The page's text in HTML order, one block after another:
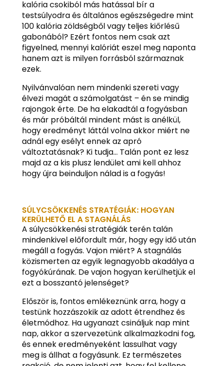
kalória csokiból más hatással bír a
testsúlyodra és általános egészségedre mint
100 kalória zöldségből vagy teljes kiőrlésű
gabonából? Ezért fontos nem csak azt
figyelned, mennyi kalóriát eszel meg naponta
hanem azt is milyen forrásból származnak
ezek.
Nyilvánvalóan nem mindenki szereti vagy
élvezi magát a számolgatást – én se mindig
rajongok érte. De ha elakadtál a fogyásban
és már próbáltál mindent mást is anélkül,
hogy eredményt láttál volna akkor miért ne
adnál egy esélyt ennek az apró
változtatásnak? Ki tudja… Talán pont ez lesz
majd az a kis plusz lendület ami kell ahhoz
hogy újra beinduljon nálad is a fogyás!
SÚLYCSÖKKENÉS STRATÉGIÁK: HOGYAN
KERÜLHETŐ EL A STAGNÁLÁS
A súlycsökkenési stratégiák terén talán
mindenkivel előfordult már, hogy egy idő után
megáll a fogyás. Vajon miért? A stagnálás
közismerten az egyik legnagyobb akadálya a
fogyókúrának. De vajon hogyan kerülhetjük el
ezt a bosszantó jelenséget?
Először is, fontos emlékeznünk arra, hogy a
testünk hozzászokik az adott étrendhez és
életmódhoz. Ha ugyanazt csináljuk nap mint
nap, akkor a szervezetünk alkalmazkodni fog,
és ennek eredményeként lassulhat vagy
meg is állhat a fogyásunk. Ez természetes